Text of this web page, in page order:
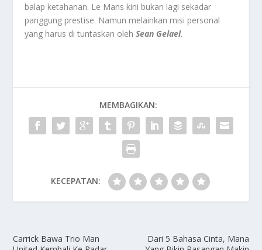
balap ketahanan. Le Mans kini bukan lagi sekadar
panggung prestise. Namun melainkan misi personal
yang harus di tuntaskan olehSean Gelael.
MEMBAGIKAN:
KECEPATAN:
Carrick Bawa Trio Man
Dari 5 Bahasa Cinta, Mana